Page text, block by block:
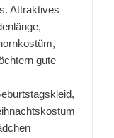
Attraktives
gute